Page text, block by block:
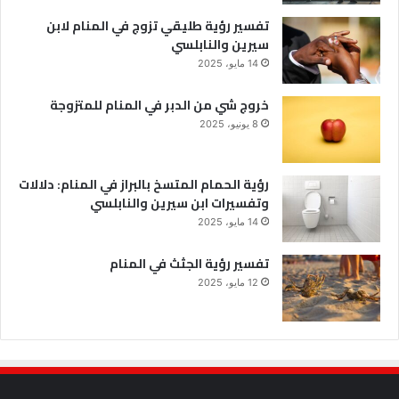
تفسير رؤية طليقي تزوج في المنام لابن
سيرين والنابلسي
14 مايو، 2025
خروج شي من الدبر في المنام للمتزوجة
8 يونيو، 2025
رؤية الحمام المتسخ بالبراز في المنام: دلالات
وتفسيرات ابن سيرين والنابلسي
14 مايو، 2025
تفسير رؤية الجثث في المنام
12 مايو، 2025